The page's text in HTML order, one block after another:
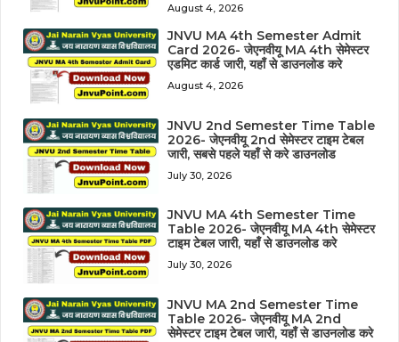
August 4, 2026
JNVU MA 4th Semester Admit
Card 2026- जेएनवीयू MA 4th सेमेस्टर
एडमिट कार्ड जारी, यहाँ से डाउनलोड करे
August 4, 2026
JNVU 2nd Semester Time Table
2026- जेएनवीयू 2nd सेमेस्टर टाइम टेबल
जारी, सबसे पहले यहाँ से करे डाउनलोड
July 30, 2026
JNVU MA 4th Semester Time
Table 2026- जेएनवीयू MA 4th सेमेस्टर
टाइम टेबल जारी, यहाँ से डाउनलोड करे
July 30, 2026
JNVU MA 2nd Semester Time
Table 2026- जेएनवीयू MA 2nd
सेमेस्टर टाइम टेबल जारी, यहाँ से डाउनलोड करे